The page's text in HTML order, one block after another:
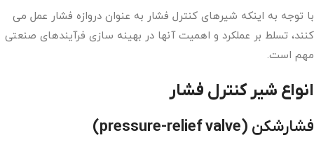
با توجه به اینکه شیرهای کنترل فشار به عنوان دروازه فشار عمل می
کنند، تسلط بر عملکرد و اهمیت آنها در بهینه سازی فرآیندهای صنعتی
مهم است.
انواع شیر کنترل فشار
فشارشکن (pressure-relief valve)